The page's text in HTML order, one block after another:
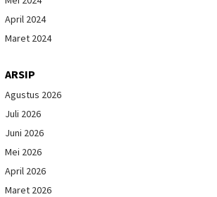
April 2024
Maret 2024
ARSIP
Agustus 2026
Juli 2026
Juni 2026
Mei 2026
April 2026
Maret 2026